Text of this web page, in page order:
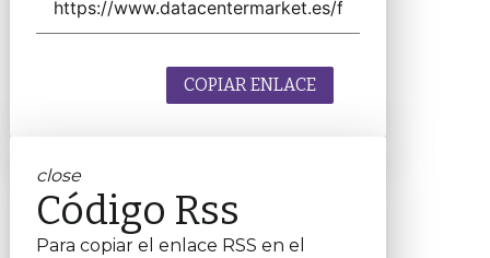
COPIAR ENLACE
close
Código Rss
Para copiar el enlace RSS en el